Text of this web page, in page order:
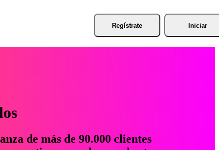
Regístrate Iniciar
de más de 90.000 clientes